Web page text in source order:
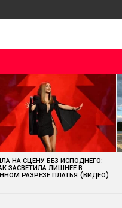
НА СЦЕНУ БЕЗ ИСПОДНЕГО:
ЗАСВЕТИЛА ЛИШНЕЕ В
РАЗРЕЗЕ ПЛАТЬЯ (ВИДЕО)